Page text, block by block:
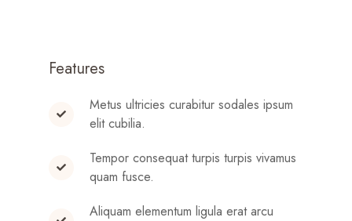
Features
Metus ultricies curabitur sodales ipsum
elit cubilia.
Tempor consequat turpis turpis vivamus
quam fusce.
Aliquam elementum ligula erat arcu